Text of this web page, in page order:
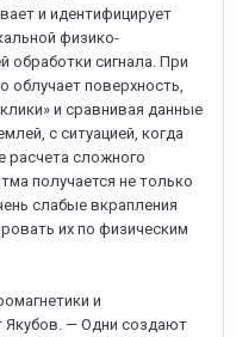
и идентифицирует
физико-
обработки сигнала. При
облучает поверхность,
и сравнивая данные
с ситуацией, когда
расчета сложного
получается не только
слабые вкрапления
их по физическим
и
Якубов. — Одни создают